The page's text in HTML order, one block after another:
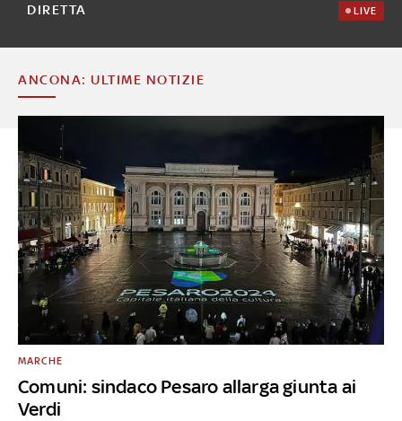
DIRETTA LIVE
ANCONA: ULTIME NOTIZIE
Comuni: sindaco Pesaro allarga giunta ai
Verdi
MARCHE